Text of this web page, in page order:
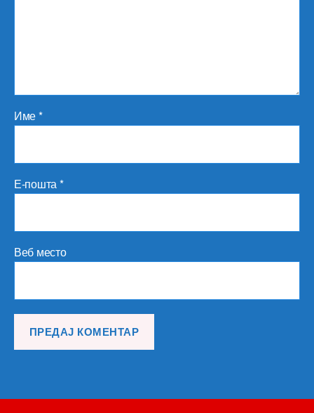
Име*
Е-пошта*
Веб место